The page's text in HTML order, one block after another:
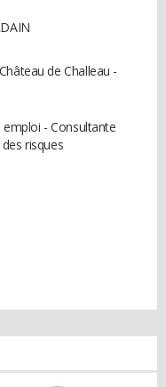
de Challeau -
- Consultante
risques